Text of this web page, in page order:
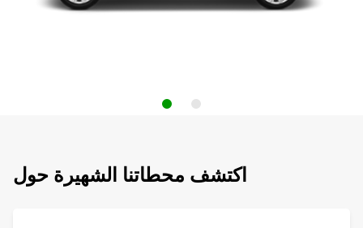
اكتشف محطاتنا الشهيرة حول